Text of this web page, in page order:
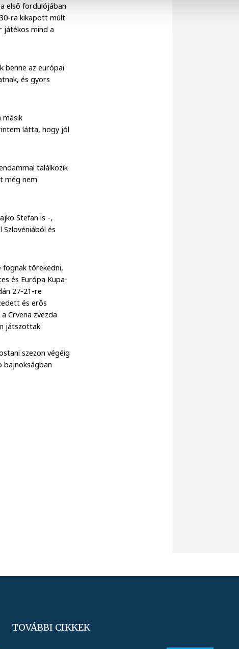
első fordulójában
ra kikapott múlt
játékos mind a
benne az európai
és gyors
másik
látta, hogy jól
találkozik
még nem
Stefan is -,
és
fognak törekedni,
és Európa Kupa-
27-21-re
és erős
Crvena zvezda
játszottak.
szezon végéig
bajnokságban
TOVÁBBI CIKKEK